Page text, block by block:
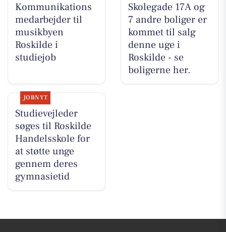
Kommunikations
medarbejder til
musikbyen
Roskilde i
studiejob
Skolegade 17A og
7 andre boliger er
kommet til salg
denne uge i
Roskilde - se
boligerne her.
JOBNYT
Studievejleder
søges til Roskilde
Handelsskole for
at støtte unge
gennem deres
gymnasietid